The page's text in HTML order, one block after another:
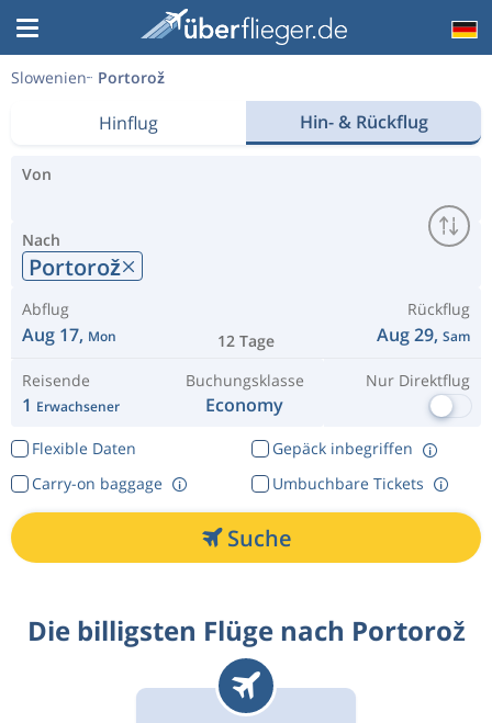
Slowenien Portorož
Hinflug Hin- & Rückflug
Von
Nach
Portorož
Abflug
Aug 17, Mon 12 Tage
Rückflug
Aug 29, Sam
Reisende
1 Erwachsener
Buchungsklasse
Economy
Nur Direktflug
Flexible Daten
Gepäck inbegriffen
Umbuchbare Tickets
Carry-on baggage
Suche
Die billigsten Flüge nach Portorož